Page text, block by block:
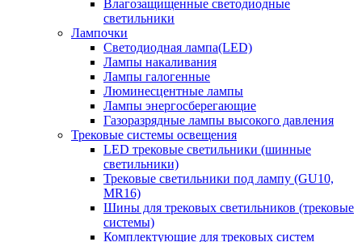
Влагозащищенные светодиодные
светильники
Лампочки
Светодиодная лампа(LED)
Лампы накаливания
Лампы галогенные
Люминесцентные лампы
Лампы энергосберегающие
Газоразрядные лампы высокого давления
Трековые системы освещения
LED трековые светильники (шинные
светильники)
Трековые светильники под лампу (GU10,
MR16)
Шины для трековых светильников (трековые
системы)
Комплектующие для трековых систем